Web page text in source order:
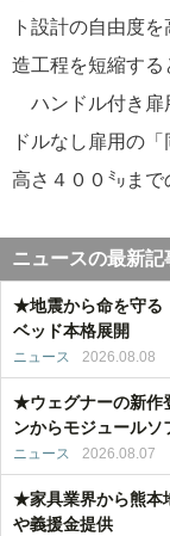
ト設計の自由度
造工程を短縮する
ハンドル付き扉
ドルなし扉用の
高さ４００㍉まで
ニュースの最新記
★地震から命を守る
ベッド本格展開
ニュース 2026.08.08
★ウェグナーの新作
ンからモジュールソ
ニュース 2026.08.07
★家具業界から熊本
や義援金提供